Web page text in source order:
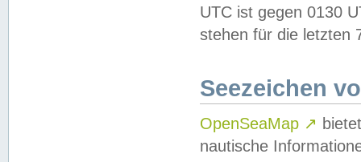
UTC ist gegen 0130
stehen für die letzten
Seezeichen
OpenSeaMap ↗
nautische